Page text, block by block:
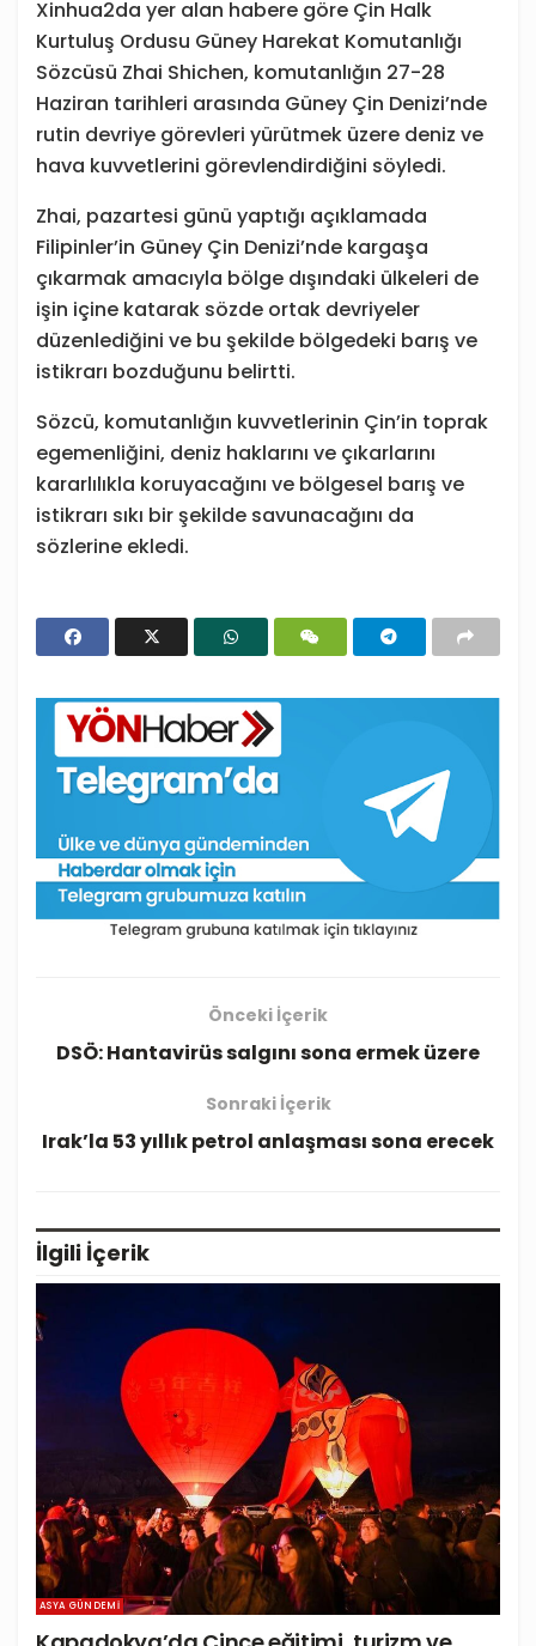
Xinhua2da yer alan habere göre Çin Halk
Kurtuluş Ordusu Güney Harekat Komutanlığı
Sözcüsü Zhai Shichen, komutanlığın 27-28
Haziran tarihleri arasında Güney Çin Denizi’nde
rutin devriye görevleri yürütmek üzere deniz ve
hava kuvvetlerini görevlendirdiğini söyledi.
Zhai, pazartesi günü yaptığı açıklamada
Filipinler’in Güney Çin Denizi’nde kargaşa
çıkarmak amacıyla bölge dışındaki ülkeleri de
işin içine katarak sözde ortak devriyeler
düzenlediğini ve bu şekilde bölgedeki barış ve
istikrarı bozduğunu belirtti.
Sözcü, komutanlığın kuvvetlerinin Çin’in toprak
egemenliğini, deniz haklarını ve çıkarlarını
kararlılıkla koruyacağını ve bölgesel barış ve
istikrarı sıkı bir şekilde savunacağını da
sözlerine ekledi.
Önceki İçerik
DSÖ: Hantavirüs salgını sona ermek üzere
Sonraki İçerik
Irak’la 53 yıllık petrol anlaşması sona erecek
İlgili İçerik
ASYA GÜNDEMI